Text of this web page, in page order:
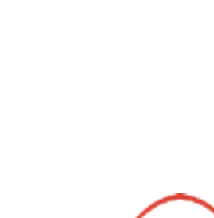
inolvidables: Experiencias